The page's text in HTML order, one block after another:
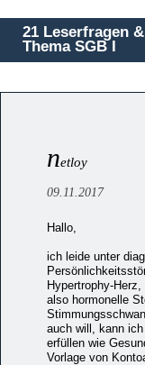
21 Leserfragen
Thema SGB I
netloy
09.11.2017
Hallo,
ich leide unter
Hypertrophy-
also hormonelle
auch will, kann
erfüllen wie
Vorlage von